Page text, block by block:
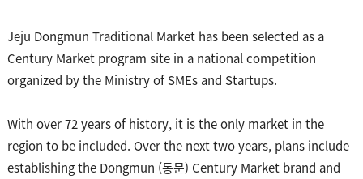
Jeju Dongmun Traditional Market has been selected as a
Century Market program site in a national competition
organized by the Ministry of SMEs and Startups.
With over 72 years of history, it is the only market in the
region to be included. Over the next two years, plans include
establishing the Dongmun (동문) Century Market brand and